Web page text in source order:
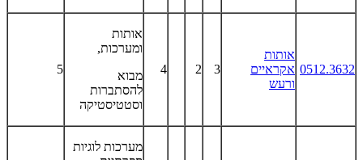
0512.3632
אותות
אקראיים
ורעש
3
2
4
אותות
ומערכות,
מבוא
להסתברות
וסטטיסטיקה
5
מערכות לוגיות